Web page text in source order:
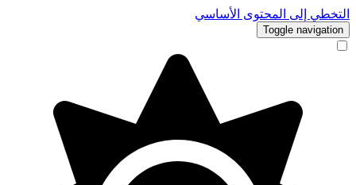
التخطي إلى المحتوى الأساسي
Toggle navigation